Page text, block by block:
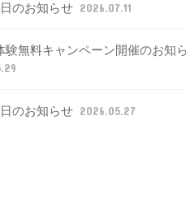
のお知らせ 2026.07.11
験無料キャンペーン開催のお知
のお知らせ 2026.05.27